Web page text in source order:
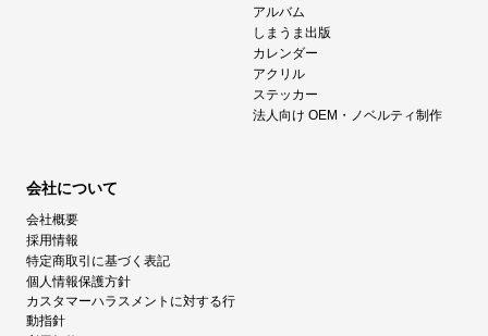
アルバム
しまうま出版
カレンダー
アクリル
ステッカー
法人向け OEM・ノベルティ制作
会社について
会社概要
採用情報
特定商取引に基づく表記
個人情報保護方針
カスタマーハラスメントに対する行
動指針